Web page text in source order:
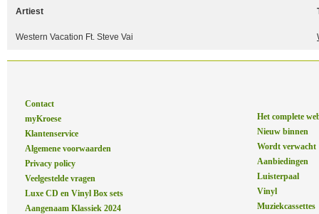
Artiest
Western Vacation Ft. Steve Vai
Contact
myKroese
Klantenservice
Algemene voorwaarden
Privacy policy
Veelgestelde vragen
Luxe CD en Vinyl Box sets
Aangenaam Klassiek 2024
Het complete
Nieuw binnen
Wordt verwacht
Aanbiedingen
Luisterpaal
Vinyl
Muziekcassettes